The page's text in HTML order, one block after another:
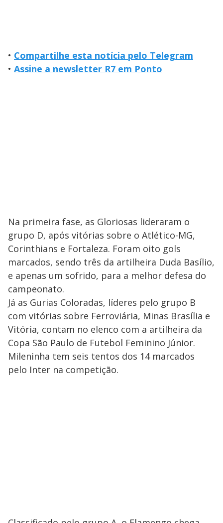
• Compartilhe esta notícia pelo Telegram
• Assine a newsletter R7 em Ponto
Na primeira fase, as Gloriosas lideraram o
grupo D, após vitórias sobre o Atlético-MG,
Corinthians e Fortaleza. Foram oito gols
marcados, sendo três da artilheira Duda Basílio,
e apenas um sofrido, para a melhor defesa do
campeonato.
Já as Gurias Coloradas, líderes pelo grupo B
com vitórias sobre Ferroviária, Minas Brasília e
Vitória, contam no elenco com a artilheira da
Copa São Paulo de Futebol Feminino Júnior.
Mileninha tem seis tentos dos 14 marcados
pelo Inter na competição.